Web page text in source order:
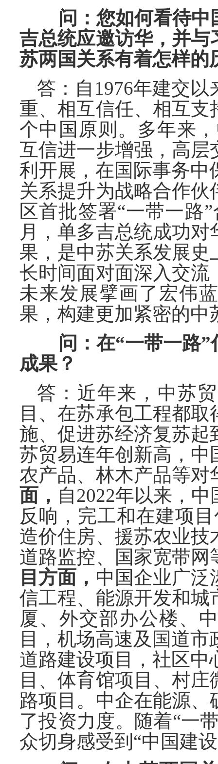
问：您如何看待
吉总统应邀访华，并
苏两国关系有着怎样的
答：自1976年建交
重、相互信任、相互
个中国原则。多年来
互信进一步增强，高
利开展，在国际事务中
关系提升为战略合作
区首批签署“一带一路
月，单多吉总统成功
果，是中苏关系发展
长时间面对面深入交
未来发展擘画了宏伟
果，构建更加紧密的
问：在“一带一路
成果？
答：近年来，中苏
目、在苏承包工程都
施、促进苏经济复苏
苏贸易连年创新高，
农产品、林木产品等对
面， 自2022年以来，
反响，完工和在建项
造价住房、援苏农业
道路监控、国家宽带网
目方面， 中国企业广泛
信工程、能源开发和
厦、外交部办公楼、
目，机场高速及国道
道路建设项目，社区中
目、体育馆项目、村
路项目。中企在能源
了投资力度。随着“一
众切身感受到“中国建